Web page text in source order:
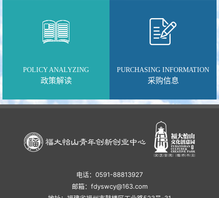
POLICY ANALYZING
政策解读
PURCHASING INFORMATION
采购信息
电话：0591-88813927
邮箱：fdyswcy@163.com